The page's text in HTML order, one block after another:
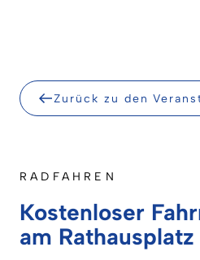
Zurück zu den
RADFAHREN
Kostenloser
am Rathausplatz